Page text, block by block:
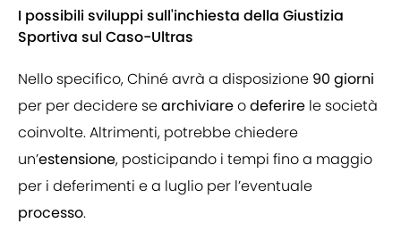
I possibili sviluppi sull'inchiesta della Giustizia
Sportiva sul Caso-Ultras
Nello specifico, Chiné avrà a disposizione 90 giorni
per per decidere searchiviareodeferire le società
coinvolte. Altrimenti, potrebbe chiedere
un’estensione, posticipando i tempi fino a maggio
per i deferimenti e a luglio per l’eventuale
processo.